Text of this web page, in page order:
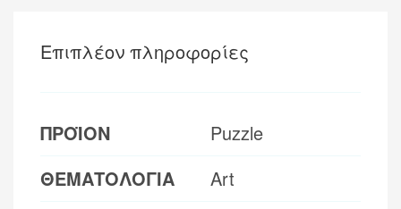
Επιπλέον πληροφορίες
ΠΡΟΪΟΝ
Puzzle
ΘΕΜΑΤΟΛΟΓΙΑ
Art